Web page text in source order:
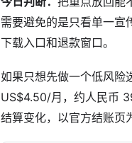
需要避免的是只看单一宣
下载入口和退款窗口。
如果只想先做一个低风
US$4.50/月，约人民币
结算变化，以官方结账页